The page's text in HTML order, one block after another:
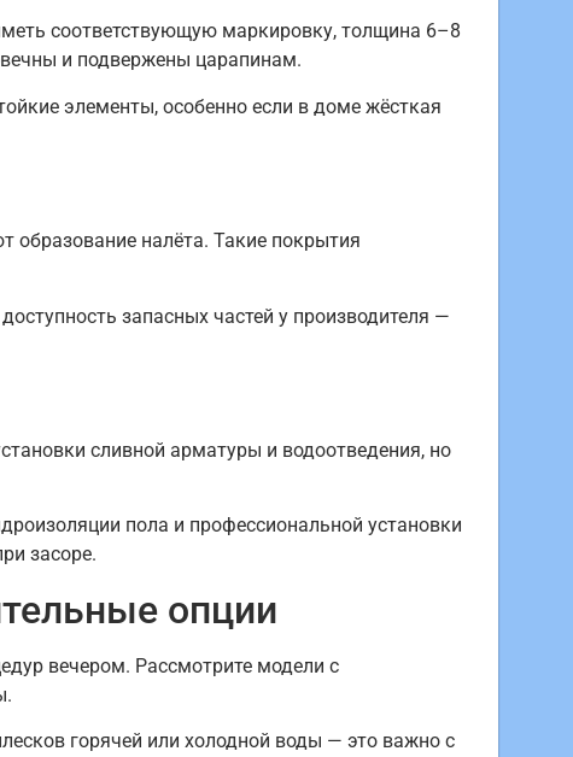
соответствующую маркировку, толщина 6–8
и подвержены царапинам.
элементы, особенно если в доме жёсткая
образование налёта. Такие покрытия
запасных частей у производителя —
сливной арматуры и водоотведения, но
пола и профессиональной установки
засоре.
опции
вечером. Рассмотрите модели с
горячей или холодной воды — это важно с